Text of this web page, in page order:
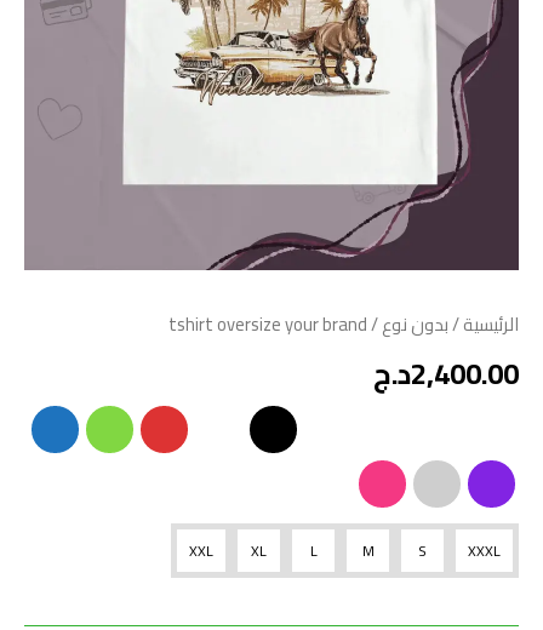
الرئيسية/بدون نوع/ tshirt oversize your brand
2,400.00د.ج
XXXL
S
M
L
XL
XXL